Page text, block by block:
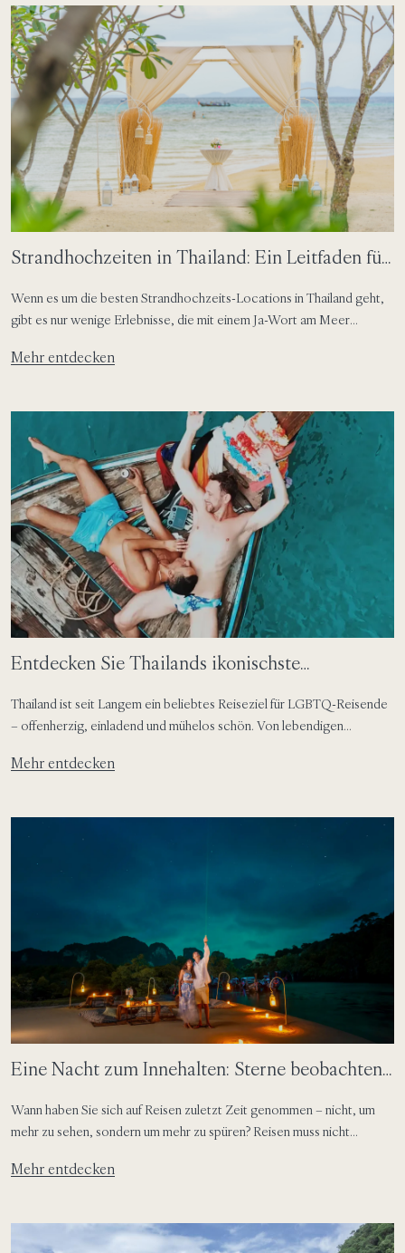
Strandhochzeiten in Thailand: Ein Leitfaden für
Phuket, Phi Phi und Koh Samui
Wenn es um die besten Strandhochzeits-Locations in Thailand geht,
gibt es nur wenige Erlebnisse, die mit einem Ja-Wort am Meer
Rauschen des Wassers oder die Art, wie sich alles ein wenig
Mehr entdecken
Entdecken Sie Thailands ikonischste
Inselrefugien für LGBTQ-Reisende
Thailand ist seit Langem ein beliebtes Reiseziel für LGBTQ-Reisende
– offenherzig, einladend und mühelos schön. Von lebendigen
Inselrefugien, eingerahmt von dramatischer Natur, bietet das Land
Mehr entdecken
Eine Nacht zum Innehalten: Sterne beobachten
auf Phi Phi Island
Wann haben Sie sich auf Reisen zuletzt Zeit genommen – nicht, um
mehr zu sehen, sondern um mehr zu spüren? Reisen muss nicht
nachhaltigsten Momente entstehen, wenn Sie innehalten und sich
Mehr entdecken